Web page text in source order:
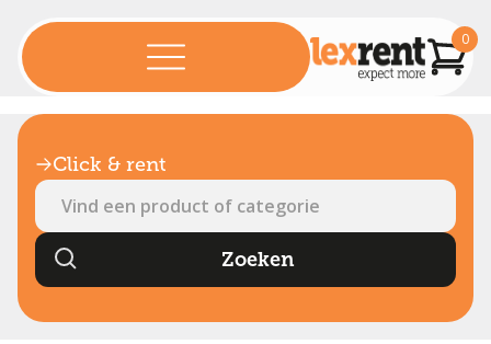
0
Click & rent